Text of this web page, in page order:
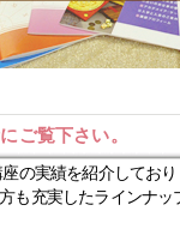
ご覧下さい。
の実績を紹介してお
も充実したラインナッ